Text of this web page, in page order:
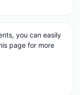
you can easily
page for more